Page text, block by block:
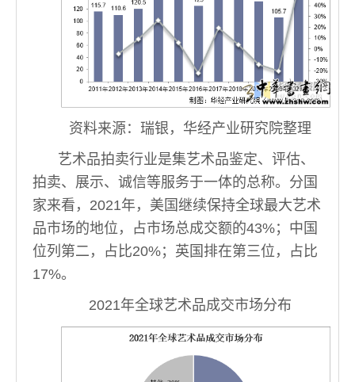
资料来源：瑞银，华经产业研究院整理
艺术品拍卖行业是集艺术品鉴定、评估、
拍卖、展示、诚信等服务于一体的总称。分国
家来看，2021年，美国继续保持全球最大艺术
品市场的地位，占市场总成交额的43%；中国
位列第二，占比20%；英国排在第三位，占比
17%。
2021年全球艺术品成交市场分布